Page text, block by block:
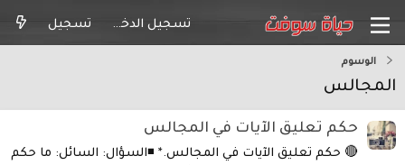
تسجيل الدخول تسجيل
الوسوم
المجالس
حكم تعليق الآيات في المجالس
🔴 حكم تعليق الآيات في المجالس.* ◾السؤال: السائل: ما حكم